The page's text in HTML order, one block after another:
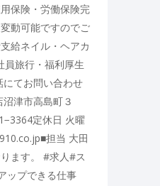
保険・労働保険完
動可能ですのでご
給ネイル・ヘアカ
員旅行・福利厚生
てお問い合わせ
津市高島町３
定休日 火曜
担当 大田
ます。 #求人#ス
ップできる仕事